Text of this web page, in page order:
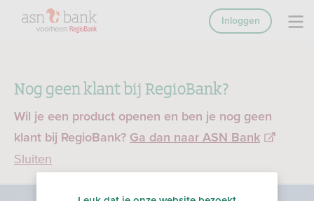
Nog geen klant bij RegioBank?
Wil je een product openen en ben je nog geen
klant bij RegioBank? Ga dan naar ASN Bank
Sluiten
Inloggen